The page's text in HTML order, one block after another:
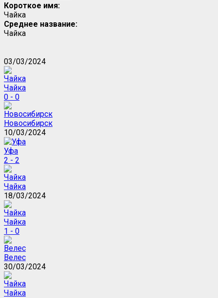
Короткое имя:
Чайка
Среднее название:
Чайка
03/03/2024
Чайка
0 - 0
Новосибирск
10/03/2024
Уфа
2 - 2
Чайка
18/03/2024
Чайка
1 - 0
Велес
30/03/2024
Чайка